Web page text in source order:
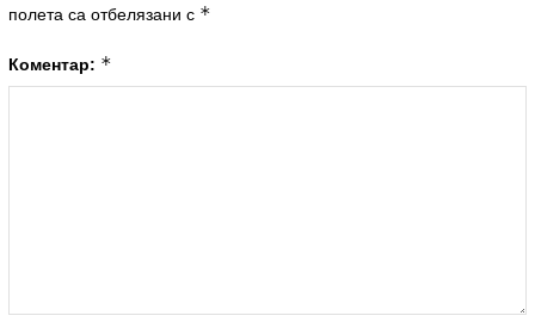
полета са отбелязани с *
Коментар: *